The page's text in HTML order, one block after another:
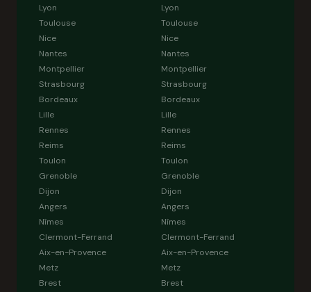
Lyon
Toulouse
Nice
Nantes
Montpellier
Strasbourg
Bordeaux
Lille
Rennes
Reims
Toulon
Grenoble
Dijon
Angers
Nîmes
Clermont-Ferrand
Aix-en-Provence
Metz
Brest
Lyon
Toulouse
Nice
Nantes
Montpellier
Strasbourg
Bordeaux
Lille
Rennes
Reims
Toulon
Grenoble
Dijon
Angers
Nîmes
Clermont-Ferrand
Aix-en-Provence
Metz
Brest